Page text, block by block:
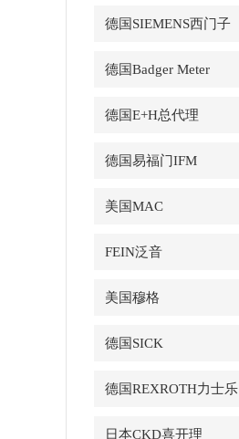
德国SIEMENS西门子
德国Badger Meter
德国E+H总代理
德国易福门IFM
美国MAC
FEIN泛音
美国穆格
德国SICK
德国REXROTH力士乐
日本CKD喜开理